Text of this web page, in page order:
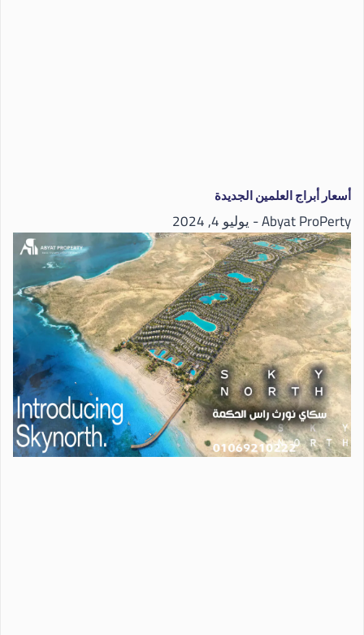
أسعار أبراج العلمين الجديدة
Abyat ProPerty يوليو 4, 2024